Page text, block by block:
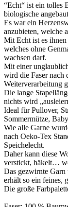
“Echt“ ist ein tolles
biologische
Es war ein
anzubieten, welche
Mit Echt ist es
welches ohne
wachsen darf.
Mit einer
wird die Faser nach
Weiterverarbeitung
Die lange
nichts wird
Ideal für Pullover,
Sommermütze,
Wie alle Garne
nach Oeko-Tex
Speichelecht.
Daher kann diese
verstickt, häkelt…
Das gezwirnte Garn
erhält so ein feines,
Die große